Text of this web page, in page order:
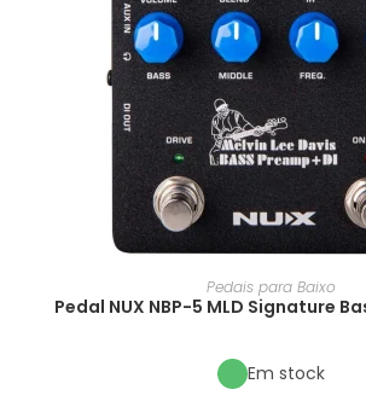
Pedais para Baixo
Pedal NUX NBP-5 MLD Signature
Em stock